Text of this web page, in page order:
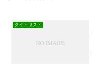
タイトリスト